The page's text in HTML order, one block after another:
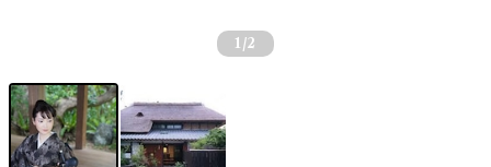
1 /2